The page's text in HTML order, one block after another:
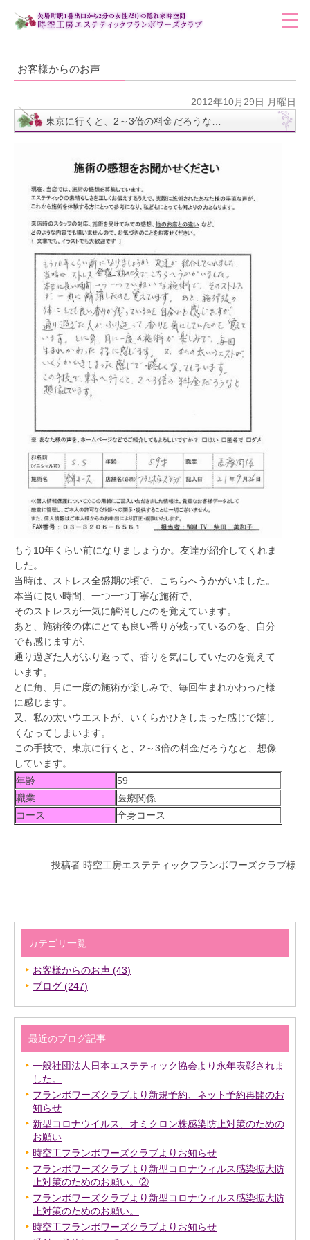
お客様からのお声
2012年10月29日 月曜日
東京に行くと、2～3倍の料金だろうな…
もう10年くらい前になりましょうか。友達が紹介してくれま
した。
当時は、ストレス全盛期の頃で、こちらへうかがいました。
本当に長い時間、一つ一つ丁寧な施術で、
そのストレスが一気に解消したのを覚えています。
あと、施術後の体にとても良い香りが残っているのを、自分
でも感じますが、
通り過ぎた人がふり返って、香りを気にしていたのを覚えて
います。
とに角、月に一度の施術が楽しみで、毎回生まれかわった様
に感じます。
又、私の太いウエストが、いくらかひきしまった感じで嬉し
くなってしまいます。
この手技で、東京に行くと、2～3倍の料金だろうなと、想像
しています。
年齢
59
職業
医療関係
コース
全身コース
投稿者 時空工房エステティックフランボワーズクラブ様
カテゴリ一覧
お客様からのお声 (43)
ブログ (247)
最近のブログ記事
一般社団法人日本エステティック協会より永年表彰されま
した。
フランボワーズクラブより新規予約、ネット予約再開のお
知らせ
新型コロナウイルス、オミクロン株感染防止対策のための
お願い
時空工フランボワーズクラブよりお知らせ
フランボワーズクラブより新型コロナウィルス感染拡大防
止対策のためのお願い。②
フランボワーズクラブより新型コロナウィルス感染拡大防
止対策のためのお願い。
時空工フランボワーズクラブよりお知らせ